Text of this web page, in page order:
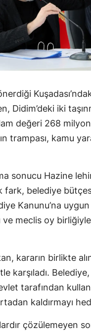
Didim’deki iki
değeri 268 milyon
trampası, kamu
sonucu Hazine
fark, belediye
Kanunu’na
ve meclis oy birliğiyle
kararın birlikte
karşıladı.
tarafından
kaldırmayı
çözülemeyen